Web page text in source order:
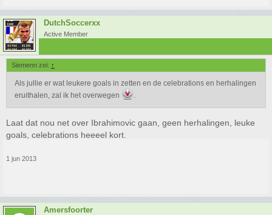
DutchSoccerxx
Active Member
Siemenn zei: ↑
Als jullie er wat leukere goals in zetten en de celebrations en herhalingen
eruithalen, zal ik het overwegen
.
Laat dat nou net over Ibrahimovic gaan, geen herhalingen, leuke
goals, celebrations heeeel kort.
1 jun 2013
Amersfoorter